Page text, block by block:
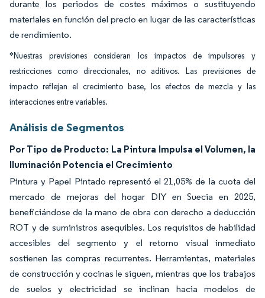
durante los periodos de costes máximos o sustituyendo
materiales en función del precio en lugar de las características
de rendimiento.
*Nuestras previsiones consideran los impactos de impulsores y
restricciones como direccionales, no aditivos. Las previsiones de
impacto reflejan el crecimiento base, los efectos de mezcla y las
interacciones entre variables.
Análisis de Segmentos
Por Tipo de Producto: La Pintura Impulsa el Volumen, la
Iluminación Potencia el Crecimiento
Pintura y Papel Pintado representó el 21,05% de la cuota del
mercado de mejoras del hogar DIY en Suecia en 2025,
beneficiándose de la mano de obra con derecho a deducción
ROT y de suministros asequibles. Los requisitos de habilidad
accesibles del segmento y el retorno visual inmediato
sostienen las compras recurrentes. Herramientas, materiales
de construcción y cocinas le siguen, mientras que los trabajos
de suelos y electricidad se inclinan hacia modelos de